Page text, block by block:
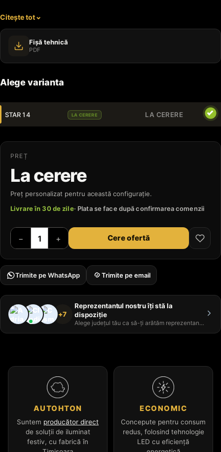
parcuri.
Citește tot
Fișă tehnică
PDF
Alege varianta
STAR 14 LA CERERE LA CERERE
PREȚ
La cerere
Preț personalizat pentru această configurație.
Livrare în 30 de zile· Plata se face după confirmarea comenzii
− + Cere ofertă
Trimite pe WhatsApp Trimite pe email
+7
Reprezentantul nostru îți stă la
dispoziție
Alege județul tău ca să-ți arătăm reprezentantul
AUTOHTON
Suntem producător direct
de soluții de iluminat
festiv, cu fabrică în
ECONOMIC
Concepute pentru consum
redus, folosind tehnologie
LED cu eficiență